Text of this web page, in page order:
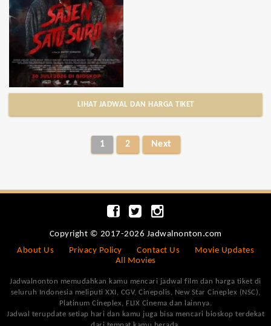
LIHAT JADWAL DAN HARGA TIKET
1 2 Next
Copyright © 2017-2026 Jadwalnonton.com
About Us
Privacy Policy Contact Us
Movie Updates
All Movies
Jadwalnonton memudahkan kamu mencari jadwal film dan harga tiket di
seluruh Indonesia meliputi XXI, CGV, Cinepolis, New Star Cineplex (NSC),
Platinum Cineplex, FLIX Cinema dan lainnya.
Jadwal terupdate setiap hari dan kamu juga bisa mencari bioskop terdekat